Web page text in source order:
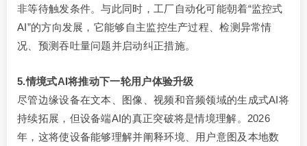
非等待触发条件。与此同时，工厂自动化可能朝着“监控式
AI”的方向发展，它能够自主监控生产过程、检测异常情
况、预测吞吐量问题并启动纠正措施。
5.情境式AI将推动下一轮用户体验升级
尽管边缘设备在文本、图像、视频和音频领域的生成式AI将
持续拓展，但设备端AI的真正突破将是情境理解。2026
年，这将使设备能够理解并阐释环境、用户意图及本地数